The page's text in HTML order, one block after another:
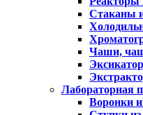
Стаканы
Чаши,
Лабораторная
Воронки